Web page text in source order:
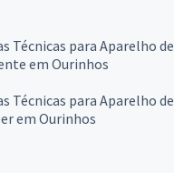
Técnicas para Aparelho de
em Ourinhos
Técnicas para Aparelho de
em Ourinhos